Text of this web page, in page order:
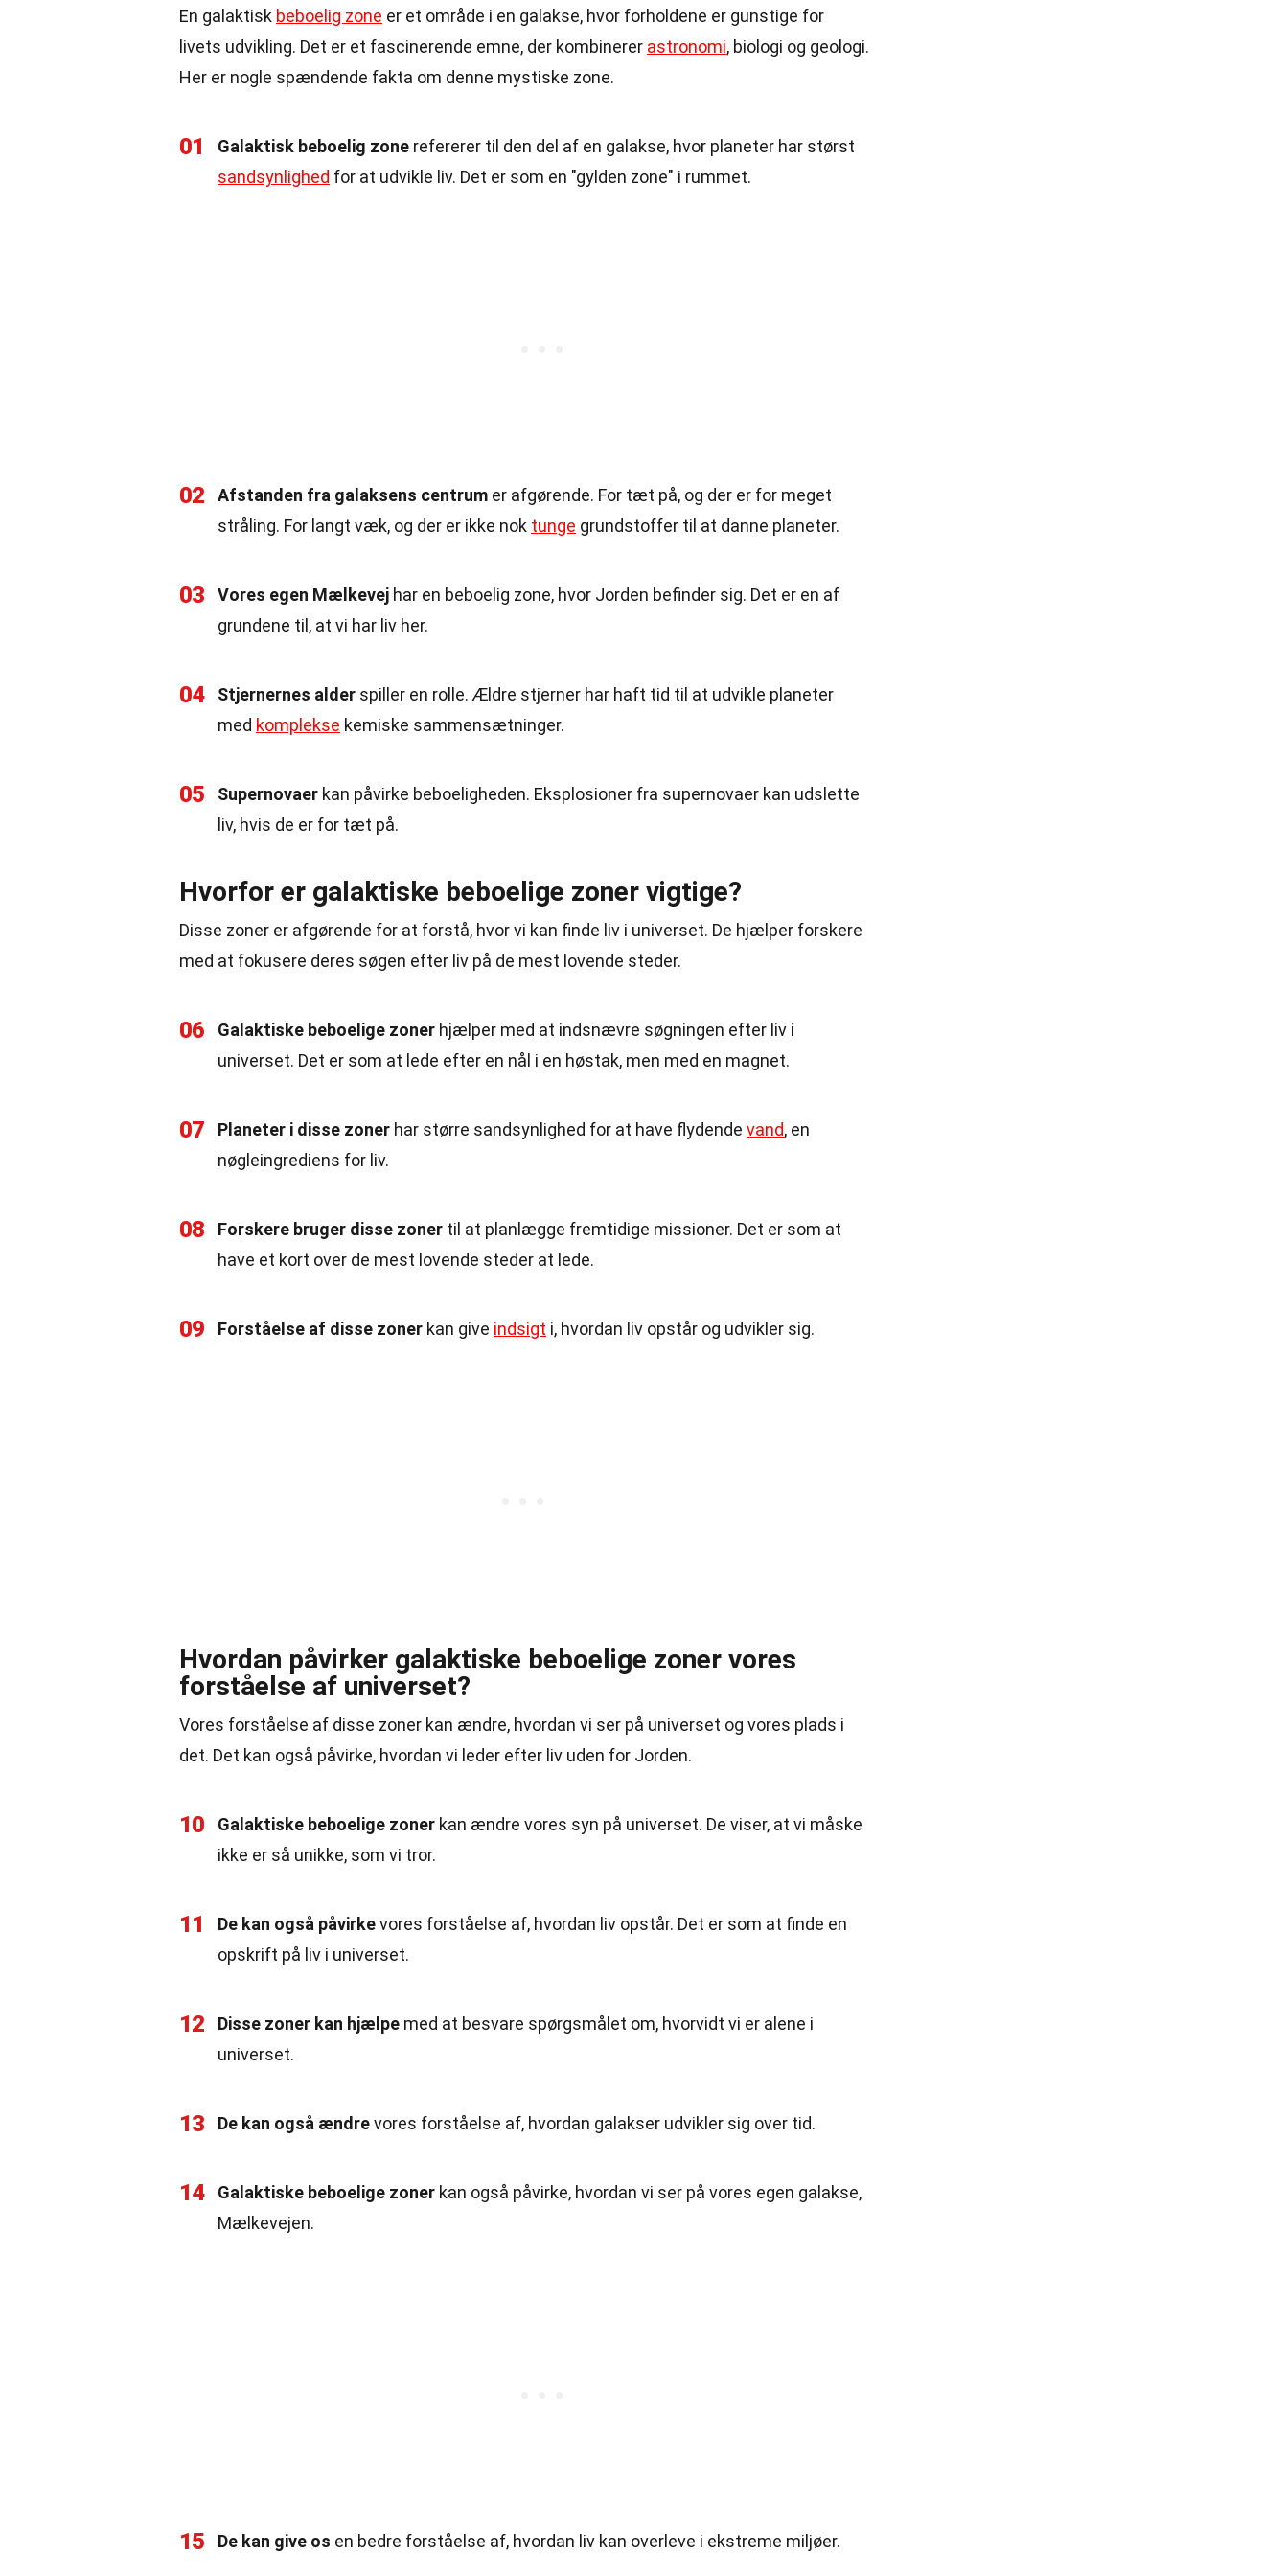
En galaktisk beboelig zone er et område i en galakse, hvor forholdene er gunstige for
livets udvikling. Det er et fascinerende emne, der kombinerer astronomi, biologi og geologi.
Her er nogle spændende fakta om denne mystiske zone.
01 Galaktisk beboelig zone refererer til den del af en galakse, hvor planeter har størst
sandsynlighed for at udvikle liv. Det er som en "gylden zone" i rummet.
02 Afstanden fra galaksens centrum er afgørende. For tæt på, og der er for meget
stråling. For langt væk, og der er ikke nok tunge grundstoffer til at danne planeter.
03 Vores egen Mælkevej har en beboelig zone, hvor Jorden befinder sig. Det er en af
grundene til, at vi har liv her.
04 Stjernernes alder spiller en rolle. Ældre stjerner har haft tid til at udvikle planeter
med komplekse kemiske sammensætninger.
05 Supernovaer kan påvirke beboeligheden. Eksplosioner fra supernovaer kan udslette
liv, hvis de er for tæt på.
Hvorfor er galaktiske beboelige zoner vigtige?
Disse zoner er afgørende for at forstå, hvor vi kan finde liv i universet. De hjælper forskere
med at fokusere deres søgen efter liv på de mest lovende steder.
06 Galaktiske beboelige zoner hjælper med at indsnævre søgningen efter liv i
universet. Det er som at lede efter en nål i en høstak, men med en magnet.
07 Planeter i disse zoner har større sandsynlighed for at have flydende vand, en
nøgleingrediens for liv.
08 Forskere bruger disse zoner til at planlægge fremtidige missioner. Det er som at
have et kort over de mest lovende steder at lede.
09 Forståelse af disse zoner kan give indsigt i, hvordan liv opstår og udvikler sig.
Hvordan påvirker galaktiske beboelige zoner vores
forståelse af universet?
Vores forståelse af disse zoner kan ændre, hvordan vi ser på universet og vores plads i
det. Det kan også påvirke, hvordan vi leder efter liv uden for Jorden.
10 Galaktiske beboelige zoner kan ændre vores syn på universet. De viser, at vi måske
ikke er så unikke, som vi tror.
11 De kan også påvirkevores forståelse af, hvordan liv opstår. Det er som at finde en
opskrift på liv i universet.
12 Disse zoner kan hjælpe med at besvare spørgsmålet om, hvorvidt vi er alene i
universet.
13 De kan også ændrevores forståelse af, hvordan galakser udvikler sig over tid.
14 Galaktiske beboelige zoner kan også påvirke, hvordan vi ser på vores egen galakse,
Mælkevejen.
15 De kan give os en bedre forståelse af, hvordan liv kan overleve i ekstreme miljøer.